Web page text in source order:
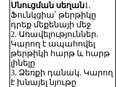
Սնուցման սեղան1.
Ֆունկցիա՝ թերթիկը
դրեք մեքենայի մեջ
2. Առավելություններ.
Կարող է ապահովել
թերթիկի հարթ և հարթ
լինելը
3. Ձեռքի դանակ. Կարող
է խնայել նյութը